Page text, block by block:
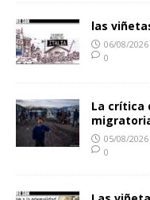
las
06/08/2026
0
La crítica
05/08/2026
0